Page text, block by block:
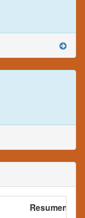
Resumen